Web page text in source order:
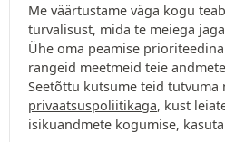
Me väärtustame väga kogu
turvalisust, mida te meiega
Ühe oma peamise
rangeid meetmeid teie
Seetõttu kutsume teid tutvuma
privaatsuspoliitikaga, kust
isikuandmete kogumise,